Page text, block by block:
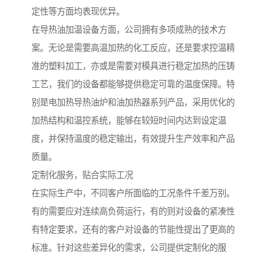
定性等方面均表现优异。
在导热油加温设备方面，公司拥有多项成熟的技术方
案。无论是需要高温加热的化工反应，还是要求控温精
准的塑料加工，亦或是需要对模具进行稳定加热的压铸
工艺，我们的设备都能够提供稳定可靠的温度保障。特
别是电加热导热油炉和油加热器系列产品，采用优化的
加热结构和温控系统，能够在较短时间内达到设定温
度，并保持温度的稳定输出，有效提升生产效率和产品
质量。
定制化服务，贴合实际工况
在实际生产中，不同客户所面临的工况条件千差万别。
有的需要应对连续高负荷运行，有的则对设备的紧凑性
有特定要求，还有的客户对设备的节能性提出了更高的
标准。针对这些差异化的需求，公司提供定制化的服